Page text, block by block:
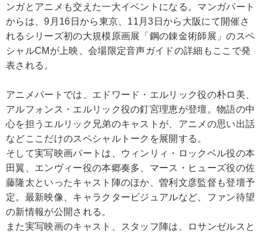
ンガとアニメも交えた一大イベントになる。マンガパート
からは、9月16日から東京、11月3日から大阪にて開催さ
れるシリーズ初の大規模原画展「鋼の錬金術師展」のスペ
シャルCMが上映、会場限定音声ガイドの詳細もここで発
表される。
アニメパートでは、エドワード・エルリック役の朴ロ美、
アルフォンス・エルリック役の釘宮理恵が登壇。物語の中
心を担うエルリック兄弟のキャストが、アニメの思い出話
などここだけのスペシャルトークを展開する。
そして実写映画パートは、ウィンリィ・ロックベル役の本
田翼、エンヴィー役の本郷奏多、マース・ヒューズ役の佐
藤隆太といったキャスト陣のほか、曽利文彦監督も登壇予
定。最新映像、キャラクタービジュアルなど、ファン待望
の新情報が公開される。
また実写映画のキャスト、スタッフ陣は、ロサンゼルスと